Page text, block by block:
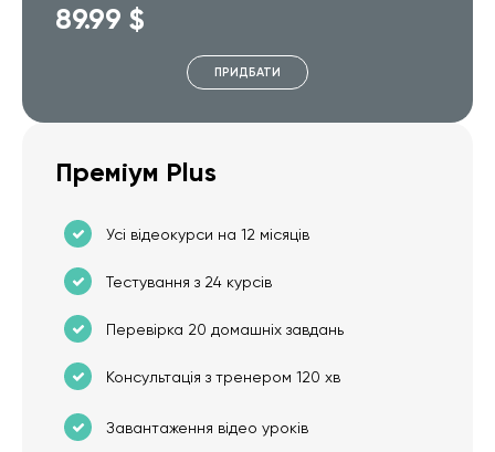
89.99 $
ПРИДБАТИ
Преміум Plus
Усі відеокурси на 12 місяців
Тестування з 24 курсів
Перевірка 20 домашніх завдань
Консультація з тренером 120 хв
Завантаження відео уроків